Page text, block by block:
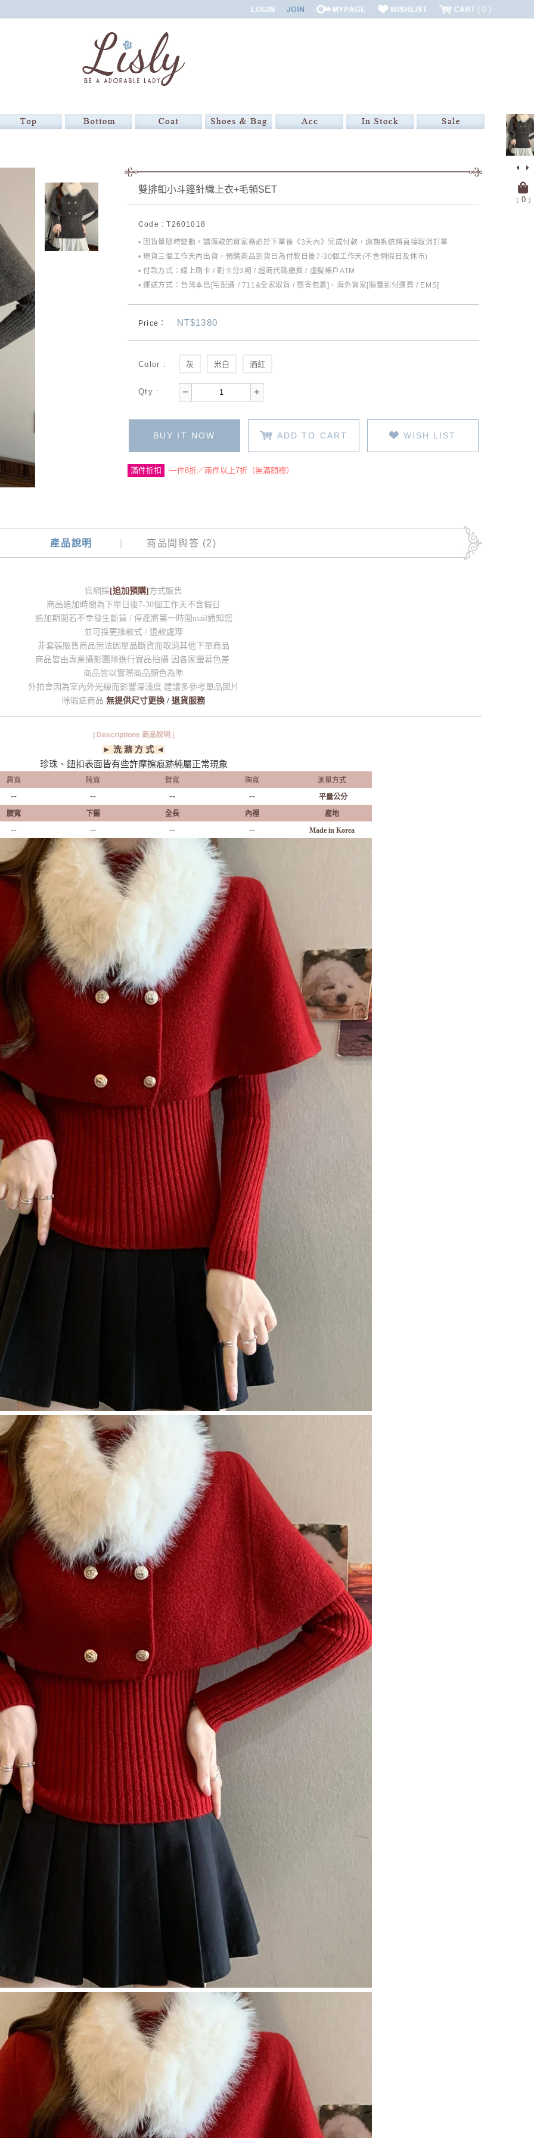
0
﹝ 0﹞
雙排釦小斗篷針織上衣+毛領SET
Code : T2601018
• 因貨量隨時變動，請匯款的買家務必於下單後《3天內》完成付款，逾期系統將直接取消訂單
• 現貨三個工作天內出貨，預購商品到貨日為付款日後7-30個工作天(不含例假日及休市)
• 付款方式：線上刷卡 / 刷卡分3期 / 超商代碼繳費 / 虛擬帳戶ATM
• 運送方式：台灣本島[宅配通 / 711&全家取貨 / 郵寄包裹]、海外買家[順豐到付運費 / EMS]
Price： NT$1380
Color : 灰 米白 酒紅
Qty :
BUY IT NOW ADD TO CART WISH LIST
滿件折扣 一件8折／兩件以上7折（無滿額禮）
產品說明 商品問與答 (2)
官網採 [追加預購] 方式販售
商品追加時間為下單日後7-30個工作天不含假日
追加期間若不幸發生斷貨 / 停產將第一時間mail通知您
並可採更換款式 / 退款處理
非套裝販售商品無法因單品斷貨而取消其他下單商品
商品皆由專業攝影團隊進行實品拍攝 因各家螢幕色差
商品皆以實際商品顏色為準
外拍會因為室內外光線而影響深淺度 建議多參考單品圖片
除瑕疵商品 無提供尺寸更換 / 退貨服務
| Descriptions 商品說明 |
► 洗 滌 方 式 ◄
珍珠、鈕扣表面皆有些許摩擦痕跡純屬正常現象
肩寬 腋寬 臂寬 胸寬 測量方式
-- -- -- --
平量公分
腰寬
下擺 全長 內裡 產地
-- -- -- -- Made in Korea